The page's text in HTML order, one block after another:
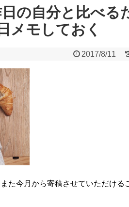
の自分と比べる
メモしておく
2017/8/11
た今月から寄稿させていただける